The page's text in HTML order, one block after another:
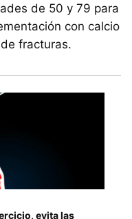
de 50 y 79 para
con calcio
fracturas.
evita las